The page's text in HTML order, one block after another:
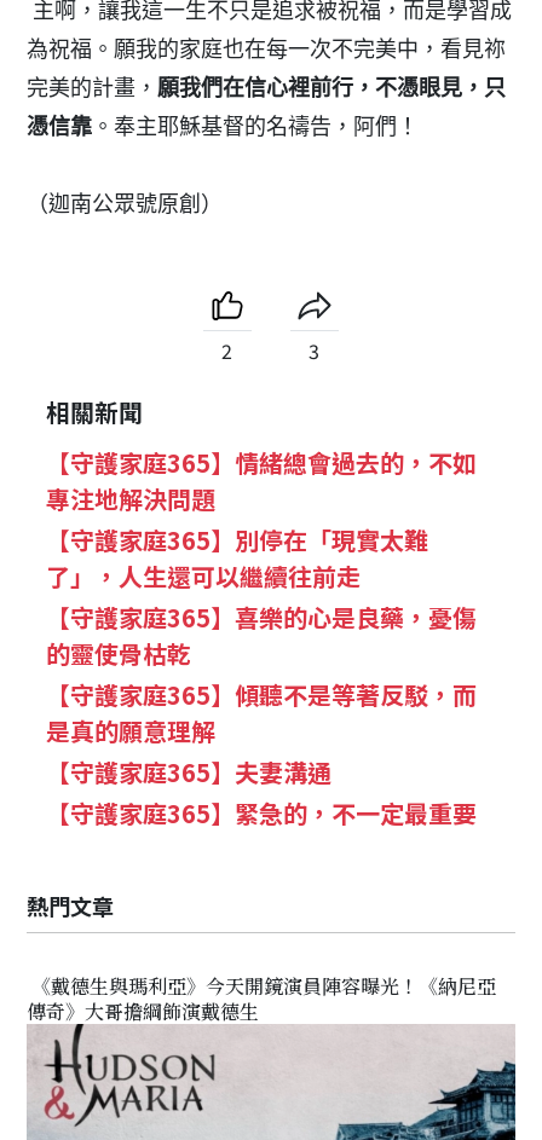
主啊，讓我這一生不只是追求被祝福，而是學習成
為祝福。願我的家庭也在每一次不完美中，看見祢
完美的計畫， 願我們在信心裡前行，不憑眼見，只
憑信靠 。奉主耶穌基督的名禱告，阿們！
（迦南公眾號原創）
2 3
相關新聞
【守護家庭365】情緒總會過去的，不如
專注地解決問題
【守護家庭365】別停在「現實太難
了」，人生還可以繼續往前走
【守護家庭365】喜樂的心是良藥，憂傷
的靈使骨枯乾
【守護家庭365】傾聽不是等著反駁，而
是真的願意理解
【守護家庭365】夫妻溝通
【守護家庭365】緊急的，不一定最重要
熱門文章
《戴德生與瑪利亞》今天開鏡演員陣容曝光！《納尼亞
傳奇》大哥擔綱飾演戴德生